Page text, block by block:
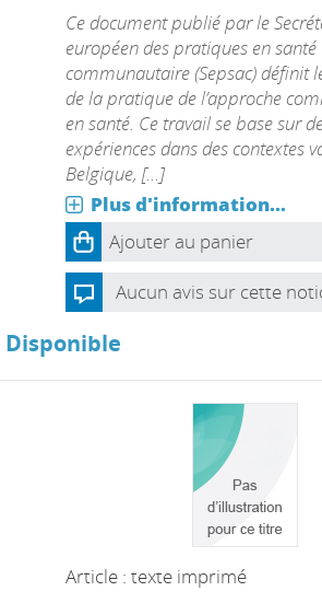
Ce document publié par le
européen des pratiques en santé
communautaire (Sepsac) définit
de la pratique de l’approche
en santé. Ce travail se base sur
expériences dans des contextes
Belgique, [...]
Plus d'information...
Ajouter au panier
Aucun avis sur cette
Disponible
Article : texte imprimé